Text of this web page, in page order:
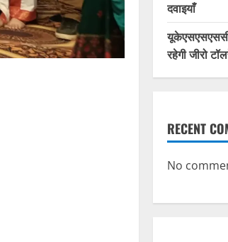
दवाइयाँ
रहेगी जीरो
RECENT
No